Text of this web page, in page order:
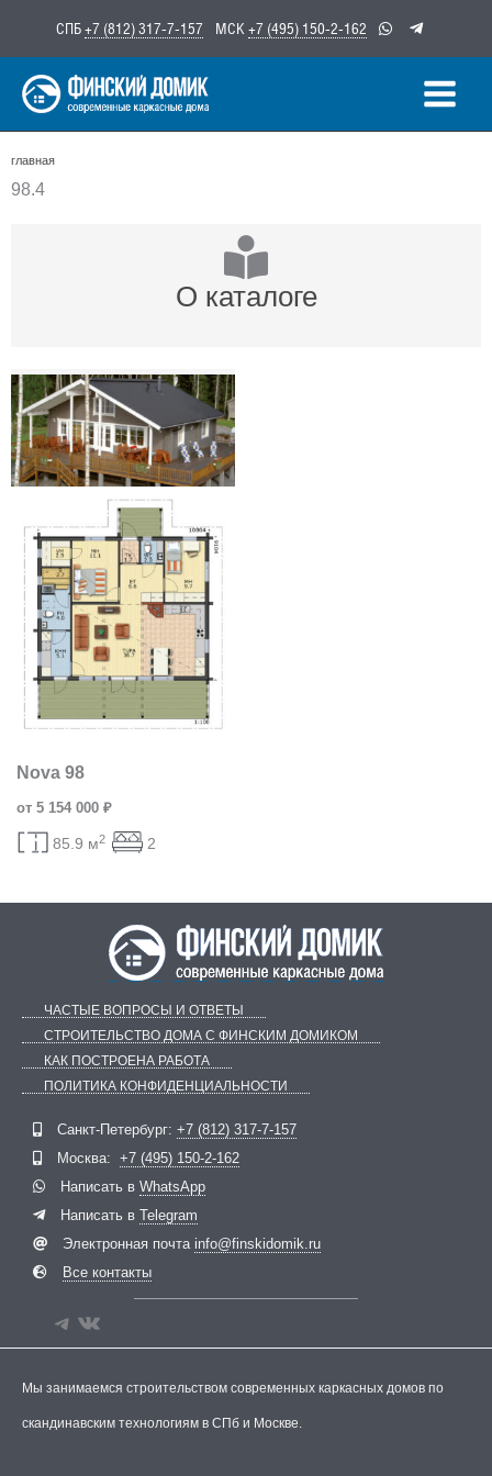
содержимому
СПБ+7 (812) 317-7-157 МСК +7 (495) 150-2-162
главная
98.4
О каталоге
Nova 98
от 5 154 000 ₽
85.9 м2 2
ЧАСТЫЕ ВОПРОСЫ И ОТВЕТЫ
СТРОИТЕЛЬСТВО ДОМА С ФИНСКИМ ДОМИКОМ
КАК ПОСТРОЕНА РАБОТА
ПОЛИТИКА КОНФИДЕНЦИАЛЬНОСТИ
Санкт-Петербург: +7 (812) 317-7-157
Москва: +7 (495) 150-2-162
Написать в WhatsApp
Написать в Telegram
Электронная почта info@finskidomik.ru
Все контакты
Мы занимаемся строительством современных каркасных домов по
скандинавским технологиям в СПб и Москве.